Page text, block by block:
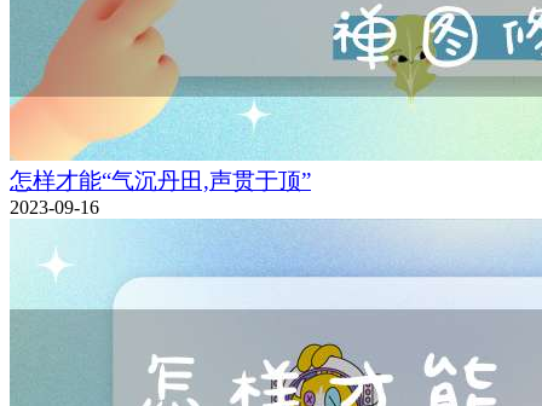
怎样才能“气沉丹田,声贯于顶”
2023-09-16